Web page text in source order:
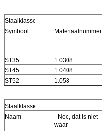
Staalklasse
Symbool
Materiaalnummer
ST35
1.0308
ST45
1.0408
ST52
1.058
Staalklasse
Naam
- Nee, dat is niet
waar.